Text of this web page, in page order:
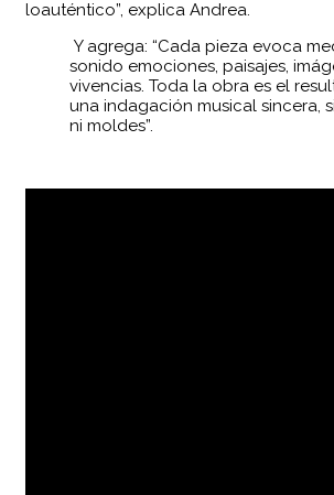
loauténtico”, explica Andrea.
Y agrega: “Cada pieza evoca
sonido emociones, paisajes,
vivencias. Toda la obra es el
una indagación musical sincera,
ni moldes”.